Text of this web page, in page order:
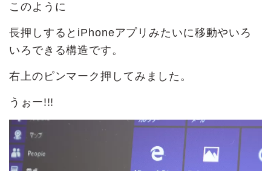
このように
長押しするとiPhoneアプリみたいに移動やいろ
いろできる構造です。
右上のピンマーク押してみました。
うぉー!!!